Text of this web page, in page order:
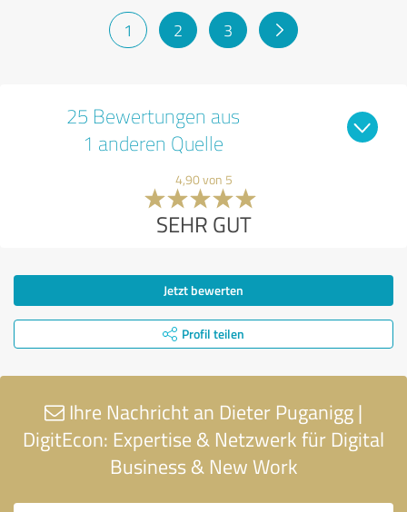
1 2 3
25 Bewertungen aus
1 anderen Quelle
4,90 von 5
SEHR GUT
Jetzt bewerten
Profil teilen
Ihre Nachricht an Dieter Puganigg |
DigitEcon: Expertise & Netzwerk für Digital
Business & New Work